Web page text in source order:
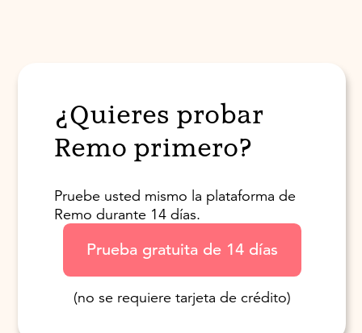
¿Quieres probar
Remo primero?
Pruebe usted mismo la plataforma de
Remo durante 14 días.
Prueba gratuita de 14 días
(no se requiere tarjeta de crédito)